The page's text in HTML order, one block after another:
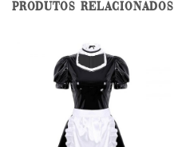
PRODUTOS RELACIONADOS